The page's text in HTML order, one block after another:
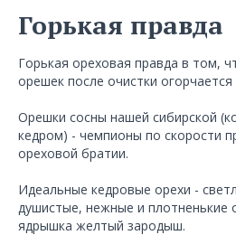
Горькая правда
Горькая ореховая правда в том,
орешек после очистки
Орешки сосны нашей сибирской
кедром) - чемпионы по скорости
ореховой братии.
Идеальные кедровые орехи -
душистые, нежные и плотненькие
ядрышка желтый зародыш.